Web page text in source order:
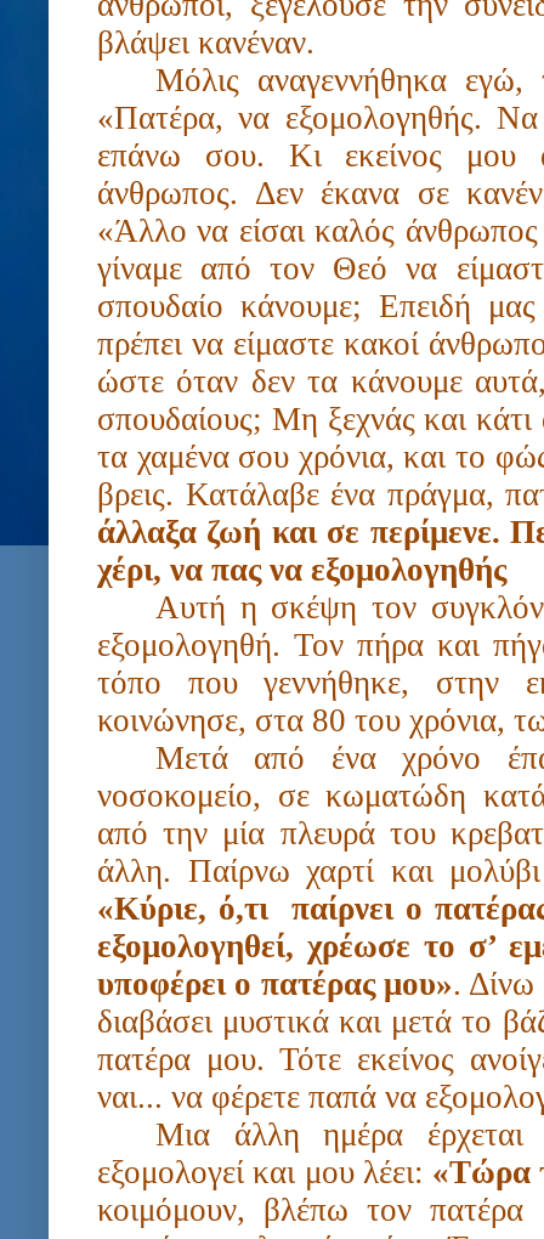
βλάψει κανέναν.
Μόλις αναγεννήθηκα εγώ,
«Πατέρα, να εξομολογηθής.
επάνω σου. Κι εκείνος μου
άνθρωπος. Δεν έκανα σε
«Άλλο να είσαι καλός
γίναμε από τον Θεό να
σπουδαίο κάνουμε; Επειδή
πρέπει να είμαστε κακοί
ώστε όταν δεν τα κάνουμε
σπουδαίους; Μη ξεχνάς και
τα χαμένα σου χρόνια, και το
βρεις. Κατάλαβε ένα πράγμα,
άλλαξα ζωή και σε περίμενε.
χέρι, να πας να εξομολογηθής
Αυτή η σκέψη τον
εξομολογηθή. Τον πήρα και
τόπο που γεννήθηκε, στην
κοινώνησε, στα 80 του χρόνια,
Μετά από ένα χρόνο
νοσοκομείο, σε κωματώδη
από την μία πλευρά του
άλλη. Παίρνω χαρτί και
«Κύριε, ό,τι
παίρνει ο
εξομολογηθεί, χρέωσε το σ’
υποφέρει ο πατέρας μου». Δίνω
διαβάσει μυστικά και μετά το
πατέρα μου. Τότε εκείνος
ναι... να φέρετε παπά να
Μια άλλη ημέρα
εξομολογεί και μου λέει: «Τώρα
κοιμόμουν, βλέπω τον